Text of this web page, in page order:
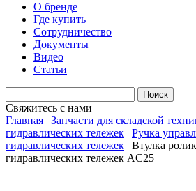
О бренде
Где купить
Сотрудничество
Документы
Видео
Статьи
Свяжитесь с нами
Главная | Запчасти для складской
гидравлических тележек | Ручка
гидравлических тележек | Втулка
гидравлических тележек AC25